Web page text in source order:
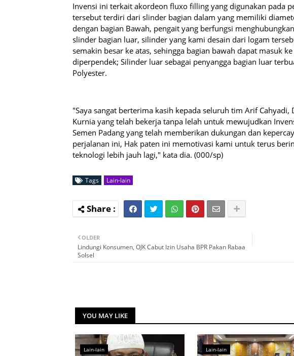
Invensi ini terkait akordeon fluxo filling yang digunakan pada
tersebut terdiri dari slinder bagian dalam yang memiliki
dengan bagian Bawah, pengait yang berfungsi
slinder bagian luar, silinder yang kami desain dari logam
semakin besar ke atas, sehingga bagian bawah dapat masuk
diperpendek; Silinder luar sebagai penyangga bagian luar
Polyester.
"Saya sangat berterima kasih kepada seluruh tim Arif Cahyadi,
Kurnia yang telah bekerja tanpa lelah untuk mewujudkan
Semen Padang yang telah memberikan dukungan dan
perjalanan ini, Hak paten ini memotivasi kami untuk terus
teknologi lebih jauh lagi," kata dia. (000/sp)
Tags Lain-lain
OLDER
Lindungi Konsumen, OJK Cabut Izin Usaha BPR Pakan Rabaa
Solsel
YOU MAY LIKE
Lain-lain Lain-lain